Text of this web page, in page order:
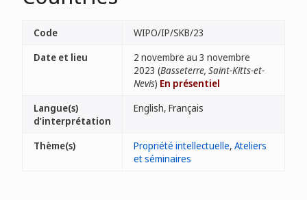
Code
WIPO/IP/SKB/23
Date et lieu
2 novembre au 3 novembre
2023 (Basseterre, Saint-Kitts-et-
Nevis) En présentiel
Langue(s)
d’interprétation
English, Français
Thème(s) Propriété intellectuelle, Ateliers
et séminaires